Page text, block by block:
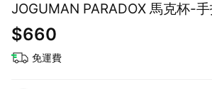
JOGUMAN PARADOX 馬克杯-
$660
免運費